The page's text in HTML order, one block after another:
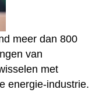
meer dan 800
van
met
energie-industrie.